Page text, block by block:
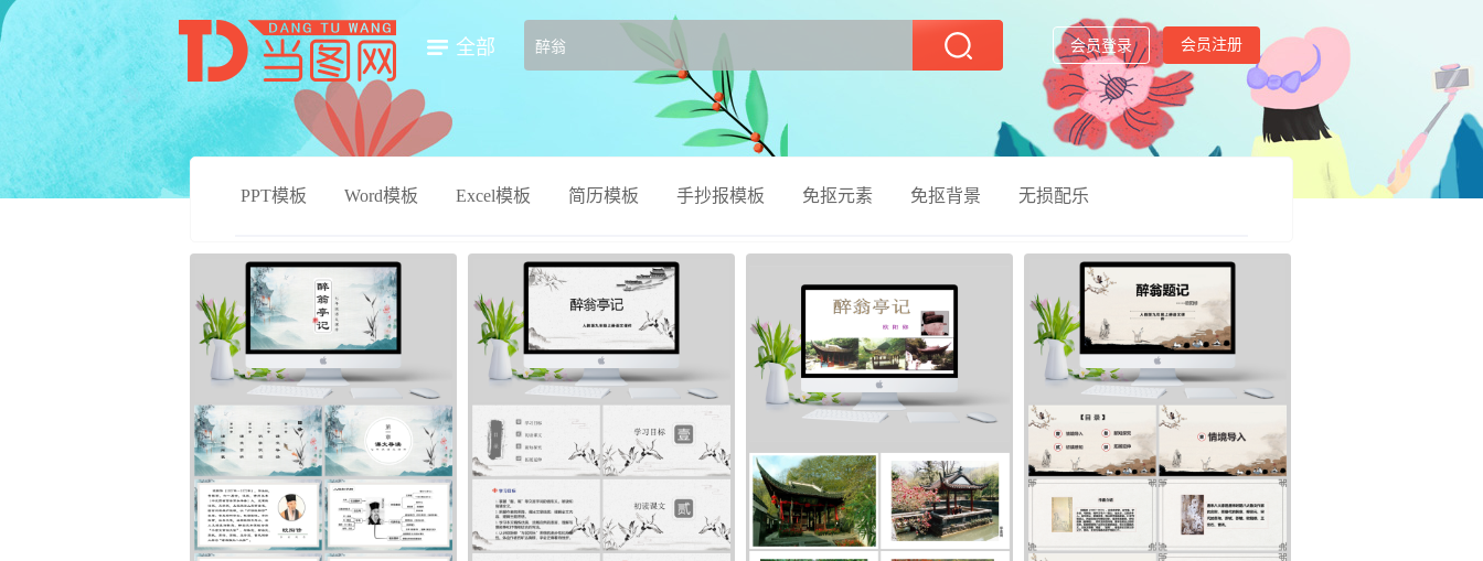
全部 会员登录 会员注册
PPT模板 Word模板 Excel模板 简历模板 手抄报模板 免抠元素 免抠背景 无损配乐